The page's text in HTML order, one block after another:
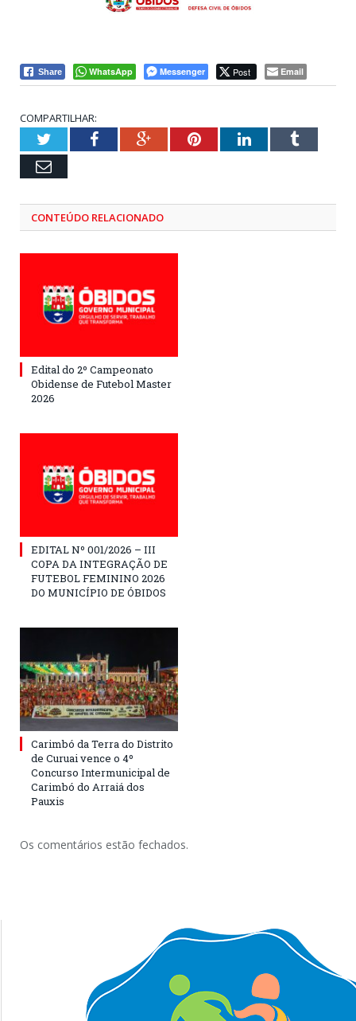
Share WhatsApp Messenger Post Email
COMPARTILHAR:
TwitterFacebookGoogle+PinterestLinkedInTumblr
Email
CONTEÚDO RELACIONADO
Edital do 2º Campeonato
Obidense de Futebol Master
2026
EDITAL Nº 001/2026 – III
COPA DA INTEGRAÇÃO DE
FUTEBOL FEMININO 2026
DO MUNICÍPIO DE ÓBIDOS
Carimbó da Terra do Distrito
de Curuai vence o 4º
Concurso Intermunicipal de
Carimbó do Arraiá dos
Pauxis
Os comentários estão fechados.